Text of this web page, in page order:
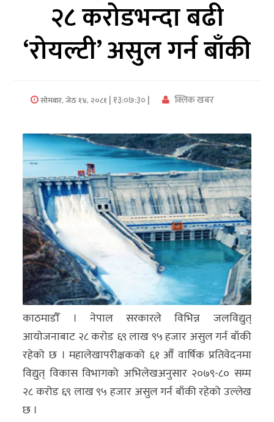
वाणिज्य
विज्ञान
अन्तरर्वार्ता
विचार/
ब्लग
खेलकुद
रोचक
अन्य
क्लिक
खबर
विशेष
राशिफल
फोटो
२८ करोडभन्दा बढी
‘रोयल्टी’ असुल गर्न बाँकी
सोमबार, जेठ १४, २०८१ | १३:०७:३० | क्लिक खबर
काठमाडौँ । नेपाल सरकारले विभिन्न जलविद्युत्
आयोजनाबाट २८ करोड ६९ लाख ९५ हजार असुल गर्न बाँकी
रहेको छ । महालेखापरीक्षकको ६१ औँ वार्षिक प्रतिवेदनमा
विद्युत् विकास विभागको अभिलेखअनुसार २०७९-८० सम्म
२८ करोड ६९ लाख ९५ हजार असुल गर्न बाँकी रहेको उल्लेख
छ ।